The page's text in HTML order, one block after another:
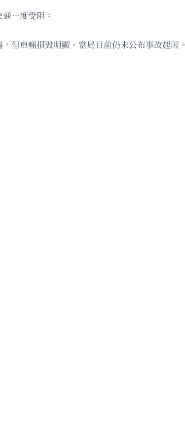
一度受阻。
但車輛損毀明顯。當局目前仍未公布事故起因。